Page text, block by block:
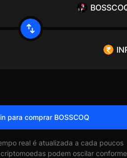
para comprar BOSSCOQ
real é atualizada a cada poucos
podem oscilar